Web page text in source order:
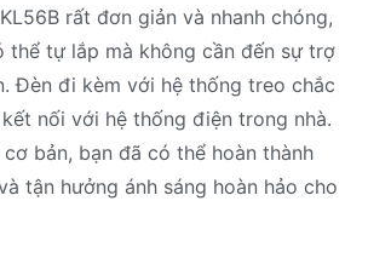
rất đơn giản và nhanh chóng,
thể tự lắp mà không cần đến sự trợ
Đèn đi kèm với hệ thống treo chắc
nối với hệ thống điện trong nhà.
bản, bạn đã có thể hoàn thành
tận hưởng ánh sáng hoàn hảo cho